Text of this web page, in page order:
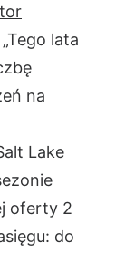
lata
na
Lake
oferty 2
do